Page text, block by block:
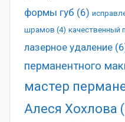
формы губ (6)
шрамов (4) качественный
лазерное удаление
перманентного
мастер
Алеся Хохлова